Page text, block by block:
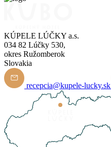
KÚPELE LÚČKY a.s.
034 82 Lúčky 530,
okres Ružomberok
Slovakia
recepcia@kupele-lucky.sk